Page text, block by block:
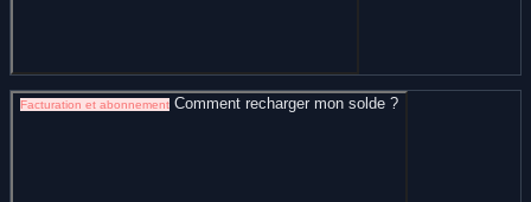
Facturation et abonnement Comment recharger mon solde ?